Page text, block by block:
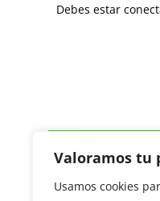
Valoramos tu
Usamos cookies
Debes estar
Revista del